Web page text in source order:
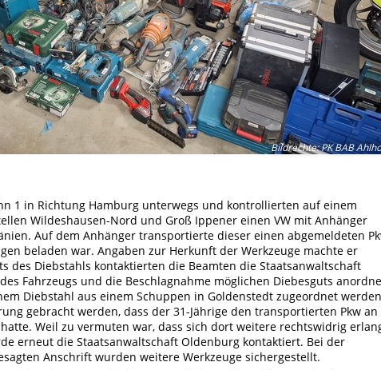
Bildrechte:PK BAB
1 in Richtung Hamburg unterwegs und kontrollierten auf einem
Wildeshausen-Nord und Groß Ippener einen VW mit Anhänger
Auf dem Anhänger transportierte dieser einen abgemeldeten
beladen war. Angaben zur Herkunft der Werkzeuge machte er
des Diebstahls kontaktierten die Beamten die Staatsanwaltschaft
Fahrzeugs und die Beschlagnahme möglichen Diebesguts
Diebstahl aus einem Schuppen in Goldenstedt zugeordnet
gebracht werden, dass der 31-Jährige den transportierten Pkw an
Weil zu vermuten war, dass sich dort weitere rechtswidrig
erneut die Staatsanwaltschaft Oldenburg kontaktiert. Bei der
Anschrift wurden weitere Werkzeuge sichergestellt.